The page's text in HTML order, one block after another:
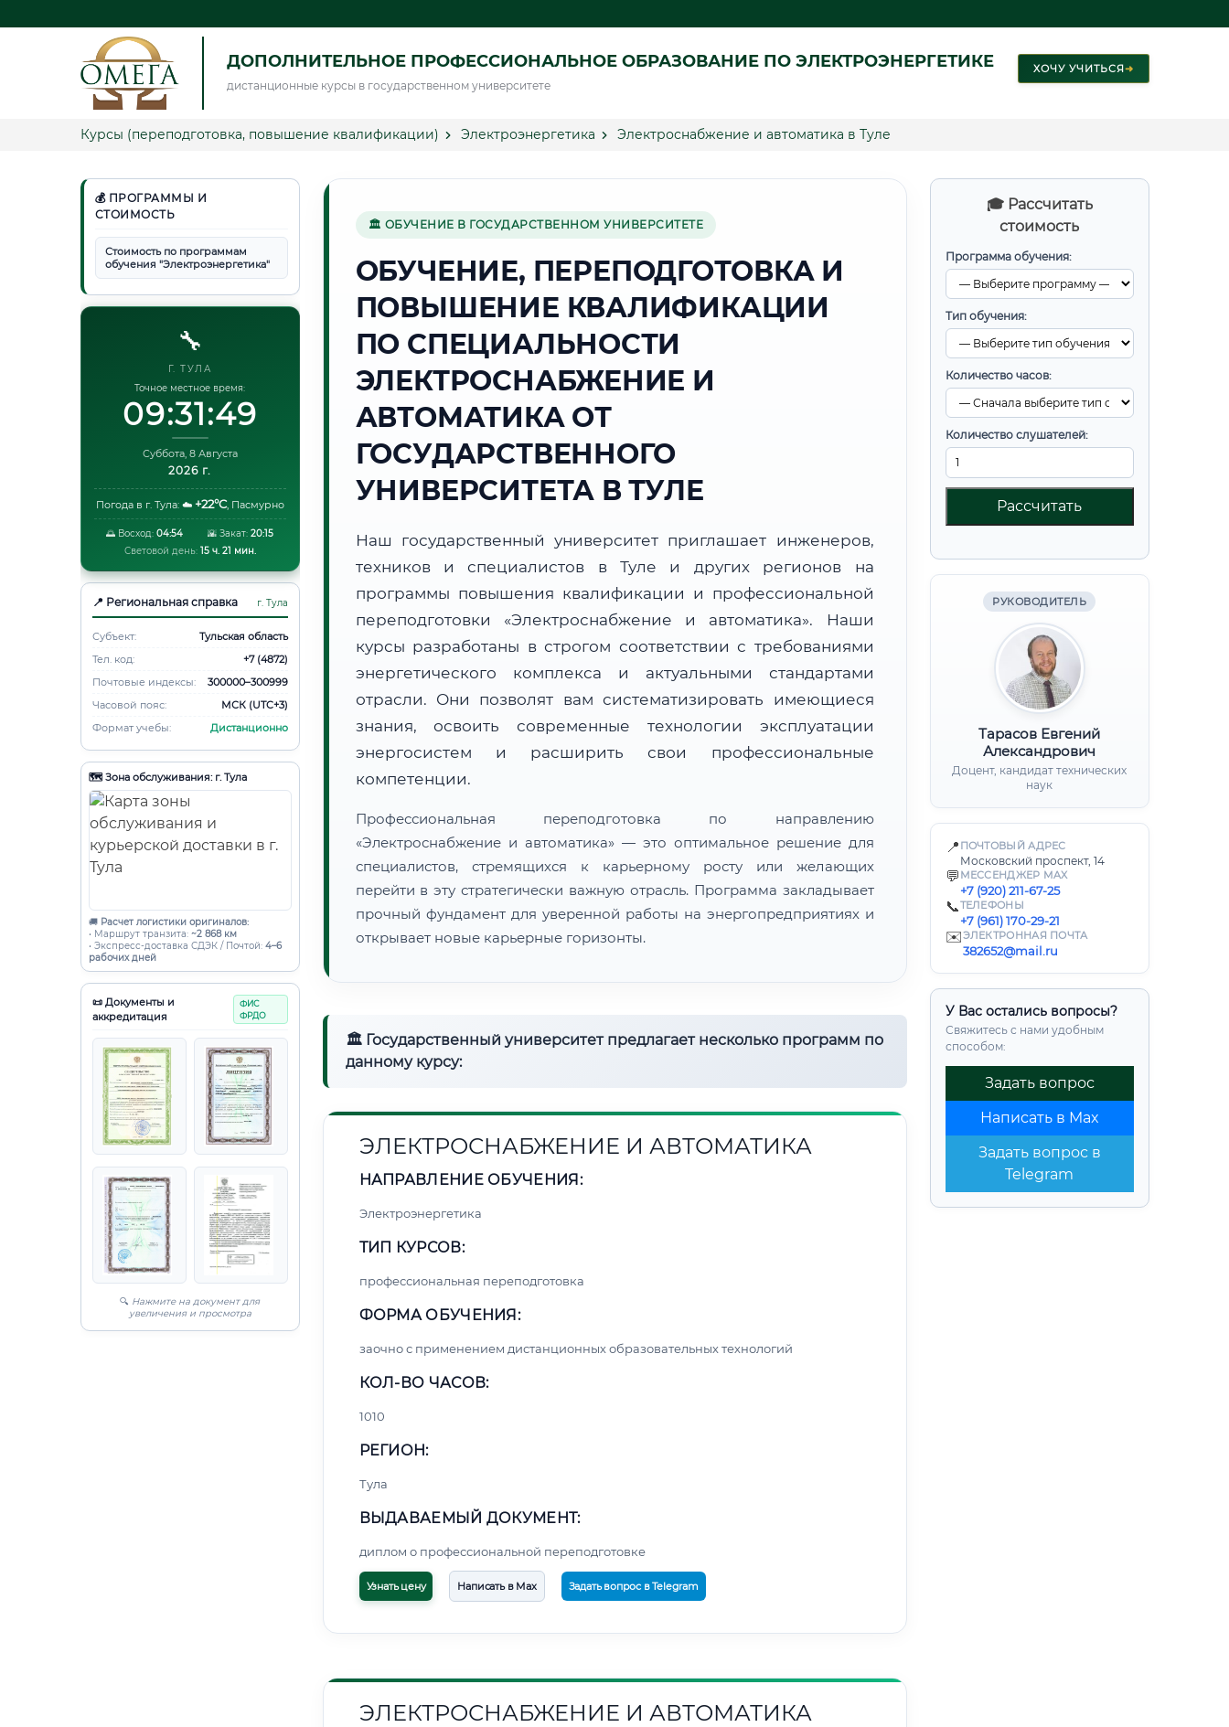
ДОПОЛНИТЕЛЬНОЕ ПРОФЕССИОНАЛЬНОЕ ОБРАЗОВАНИЕ ПО ЭЛЕКТРОЭНЕРГЕТИКЕ
дистанционные курсы в государственном университете
ХОЧУ УЧИТЬСЯ➜
Курсы (переподготовка, повышение квалификации) Электроэнергетика Электроснабжение и автоматика в Туле
💰 ПРОГРАММЫ И
СТОИМОСТЬ
Стоимость по программам
обучения "Электроэнергетика"
🔧
Г. ТУЛА
Точное местное время:
09:31:49
Суббота, 8 Августа
2026 г.
Погода в г. Тула: ☁️ +22°C, Пасмурно
🌅 Восход: 04:54 🌇 Закат: 20:15
Световой день: 15 ч. 21 мин.
📍 Региональная справка г. Тула
Субъект:
Тульская область
Тел. код:
+7 (4872)
Почтовые индексы:
300000–300999
Часовой пояс:
МСК (UTC+3)
Формат учебы:
Дистанционно
🗺️ Зона обслуживания: г. Тула
🚚 Расчет логистики оригиналов:
• Маршрут транзита: ~2 868 км
• Экспресс-доставка СДЭК / Почтой: 4–6
рабочих дней
📜 Документы и
аккредитация
ФИС
ФРДО
🔍 Нажмите на документ для
увеличения и просмотра
🎓 Рассчитать
стоимость
Программа обучения:
Тип обучения:
Количество часов:
Количество слушателей:
Рассчитать
РУКОВОДИТЕЛЬ
Тарасов Евгений
Александрович
Доцент, кандидат технических
наук
📍 ПОЧТОВЫЙ АДРЕС
Московский проспект, 14
💬 МЕССЕНДЖЕР MAX
+7 (920) 211-67-25
📞ТЕЛЕФОНЫ
+7 (961) 170-29-21
✉️ЭЛЕКТРОННАЯ ПОЧТА
382652@mail.ru
У Вас остались вопросы?
Свяжитесь с нами удобным
способом:
Задать вопрос
Написать в Max
Задать вопрос в
Telegram
🏛 ОБУЧЕНИЕ В ГОСУДАРСТВЕННОМ УНИВЕРСИТЕТЕ
ОБУЧЕНИЕ, ПЕРЕПОДГОТОВКА И
ПОВЫШЕНИЕ КВАЛИФИКАЦИИ
ПО СПЕЦИАЛЬНОСТИ
ЭЛЕКТРОСНАБЖЕНИЕ И
АВТОМАТИКА ОТ
ГОСУДАРСТВЕННОГО
УНИВЕРСИТЕТА В ТУЛЕ
Наш государственный университет приглашает инженеров,
техников и специалистов в Туле и других регионов на
программы повышения квалификации и профессиональной
переподготовки «Электроснабжение и автоматика». Наши
курсы разработаны в строгом соответствии с требованиями
энергетического комплекса и актуальными стандартами
отрасли. Они позволят вам систематизировать имеющиеся
знания, освоить современные технологии эксплуатации
энергосистем и расширить свои профессиональные
компетенции.
Профессиональная переподготовка по направлению
«Электроснабжение и автоматика» — это оптимальное решение для
специалистов, стремящихся к карьерному росту или желающих
перейти в эту стратегически важную отрасль. Программа закладывает
прочный фундамент для уверенной работы на энергопредприятиях и
открывает новые карьерные горизонты.
🏛 Государственный университет предлагает несколько программ по
данному курсу:
ЭЛЕКТРОСНАБЖЕНИЕ И АВТОМАТИКА
НАПРАВЛЕНИЕ ОБУЧЕНИЯ:
Электроэнергетика
ТИП КУРСОВ:
профессиональная переподготовка
ФОРМА ОБУЧЕНИЯ:
заочно с применением дистанционных образовательных технологий
КОЛ-ВО ЧАСОВ:
1010
РЕГИОН:
Тула
ВЫДАВАЕМЫЙ ДОКУМЕНТ:
диплом о профессиональной переподготовке
Узнать цену Написать в Max Задать вопрос в Telegram
ЭЛЕКТРОСНАБЖЕНИЕ И АВТОМАТИКА